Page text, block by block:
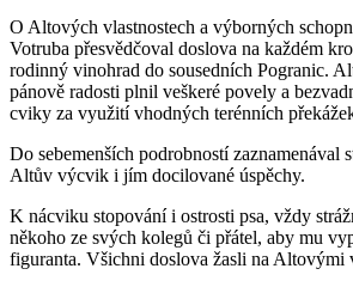
O Altových vlastnostech a výborných
Votruba přesvědčoval doslova na každém
rodinný vinohrad do sousedních Pogranic.
pánově radosti plnil veškeré povely a
cviky za využití vhodných terénních
Do sebemenších podrobností zaznamenával
Altův výcvik i jím docilované úspěchy.
K nácviku stopování i ostrosti psa, vždy
někoho ze svých kolegů či přátel, aby mu
figuranta. Všichni doslova žasli na Altovými